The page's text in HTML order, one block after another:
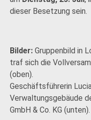
dieser Besetzung sein.
Bilder: Gruppenbild in
traf sich die
(oben).
Geschäftsführerin
Verwaltungsgebäude
GmbH & Co. KG (unten).